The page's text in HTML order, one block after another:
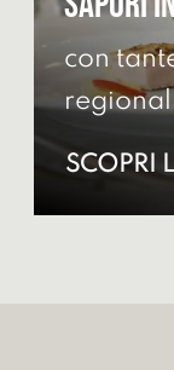
con
SCOPRI